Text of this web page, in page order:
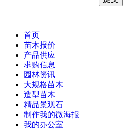
首页
苗木报价
产品供应
求购信息
园林资讯
大规格苗木
造型苗木
精品景观石
制作我的微海报
我的办公室